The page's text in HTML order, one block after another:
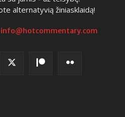
alternatyvią žiniasklaidą!
info@hotcommentary.com